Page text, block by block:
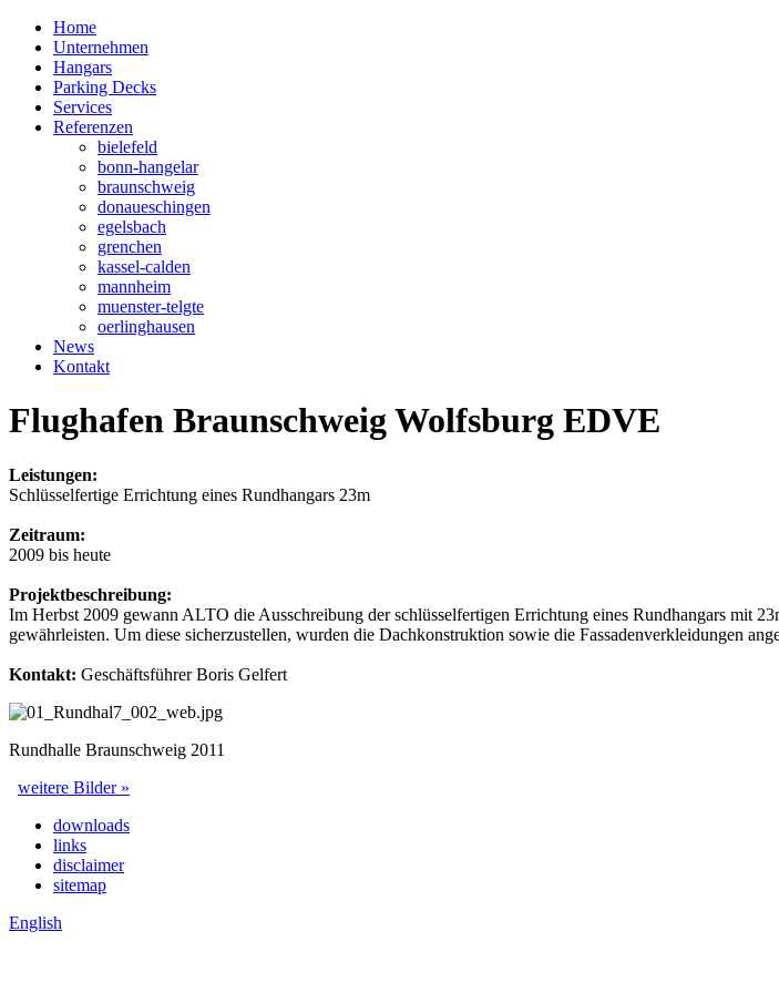
Home
Unternehmen
Hangars
Parking Decks
Services
Referenzen
bielefeld
bonn-hangelar
braunschweig
donaueschingen
egelsbach
grenchen
kassel-calden
mannheim
muenster-telgte
oerlinghausen
News
Kontakt
Flughafen Braunschweig Wolfsburg EDVE
Leistungen:
Schlüsselfertige Errichtung eines Rundhangars 23m
Zeitraum:
2009 bis heute
Projektbeschreibung:
Im Herbst 2009 gewann ALTO die Ausschreibung der schlüsselfertigen Errichtung eines Rundhangars mit
gewährleisten. Um diese sicherzustellen, wurden die Dachkonstruktion sowie die Fassadenverkleidungen
Kontakt: Geschäftsführer Boris Gelfert
Rundhalle Braunschweig 2011
weitere Bilder »
downloads
links
disclaimer
sitemap
English